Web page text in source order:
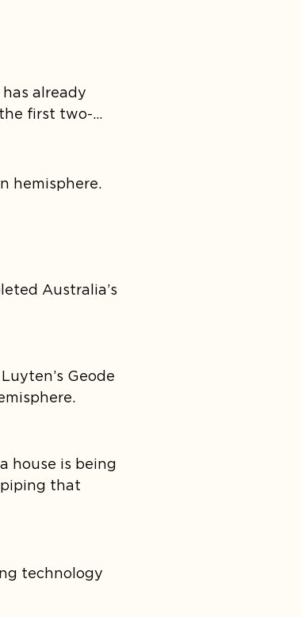
already
first two-
hemisphere.
Australia’s
Geode
house is being
piping that
technology